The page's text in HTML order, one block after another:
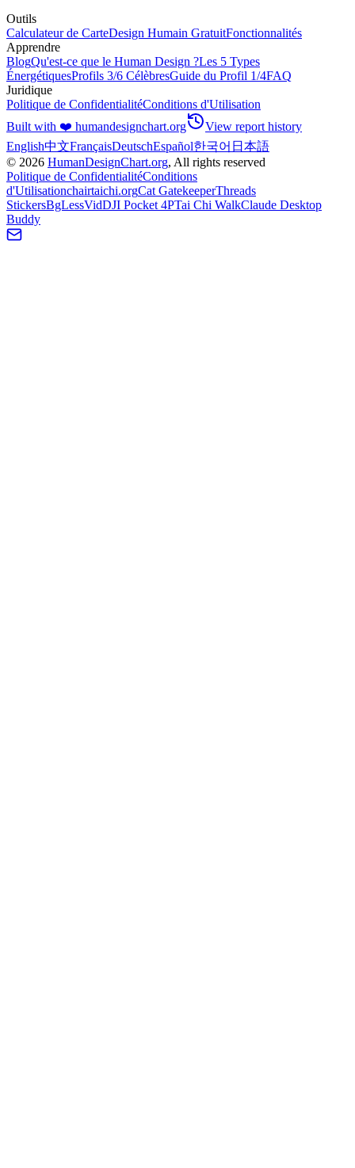
Outils
Calculateur de CarteDesign Humain GratuitFonctionnalités
Apprendre
BlogQu'est-ce que le Human Design ?Les 5 Types
ÉnergétiquesProfils 3/6 CélèbresGuide du Profil 1/4FAQ
Juridique
Politique de ConfidentialitéConditions d'Utilisation
Built with ❤️ humandesignchart.org
View report history
English中文FrançaisDeutschEspañol한국어 日本語
© 2026 HumanDesignChart.org, All rights reserved
Politique de ConfidentialitéConditions
d'Utilisationchairtaichi.orgCat GatekeeperThreads
StickersBgLessVidDJI Pocket 4PTai Chi WalkClaude Desktop
Buddy